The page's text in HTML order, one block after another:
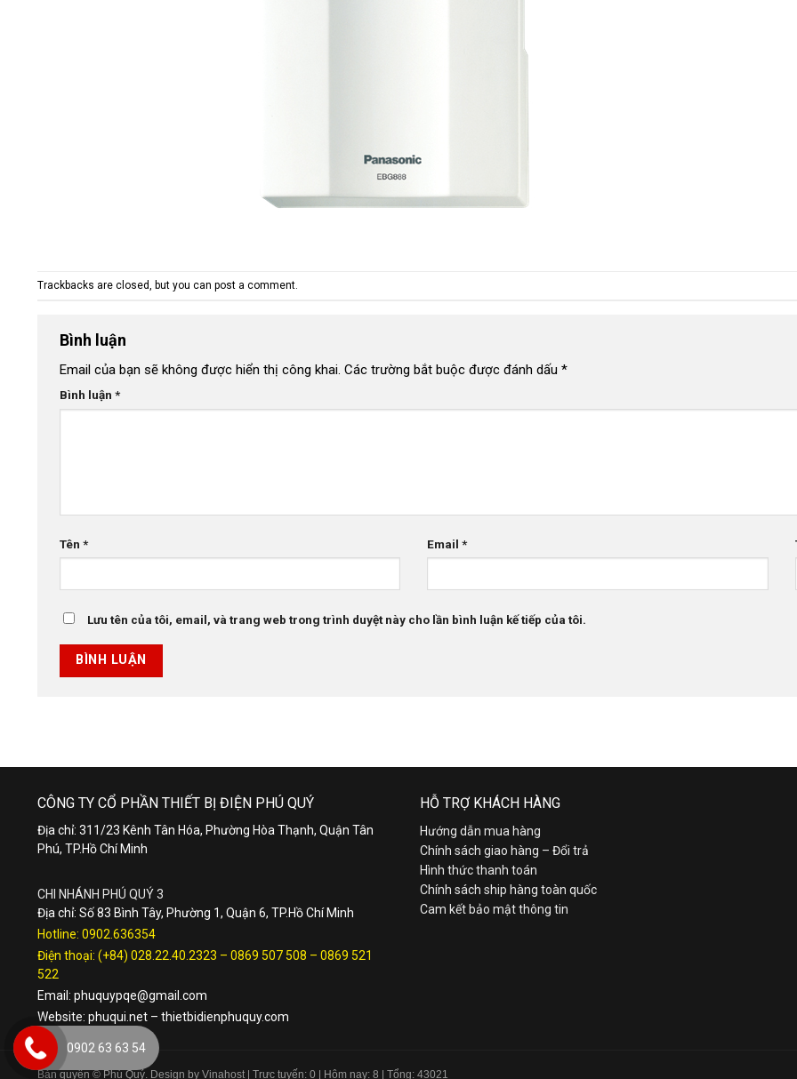
Trackbacks are closed, but you can post a comment
Bình luận
Email của bạn sẽ không được hiển thị công khai. Các trường bắt buộc được đánh dấu *
Bình luận *
Tên * Email*
Lưu tên của tôi, email, và trang web trong trình duyệt này cho lần bình luận kế tiếp của tôi.
CÔNG TY CỔ PHẦN THIẾT BỊ ĐIỆN PHÚ QUÝ
Địa chỉ: 311/23 Kênh Tân Hóa, Phường Hòa Thạnh, Quận Tân
Phú, TP.Hồ Chí Minh
CHI NHÁNH PHÚ QUÝ 3
Địa chỉ: Số 83 Bình Tây, Phường 1, Quận 6, TP.Hồ Chí Minh
Hotline: 0902.636354
Điện thoại: (+84) 028.22.40.2323 – 0869 507 508 – 0869 521
522
Email: phuquypqe@gmail.com
Website: phuqui.net – thietbidienphuquy.com
HỖ TRỢ KHÁCH HÀNG
Hướng dẫn mua hàng
Chính sách giao hàng – Đổi trả
Hình thức thanh toán
Chính sách ship hàng toàn quốc
Cam kết bảo mật thông tin
Bản quyền © Phú Quý. Design by Vinahost | Trực tuyến: 0 | Hôm nay: 8 | Tổng: 43021
0902 63 63 54